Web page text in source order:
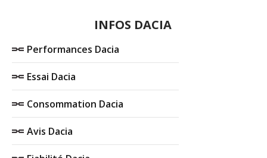
INFOS DACIA
Performances Dacia
Essai Dacia
Consommation Dacia
Avis Dacia